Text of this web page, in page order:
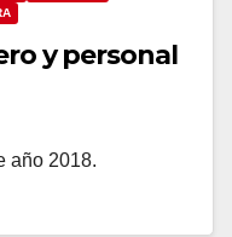
y personal
año 2018.